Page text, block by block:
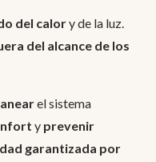
del calory de la luz.
del alcance de los
el sistema
y prevenir
garantizada por